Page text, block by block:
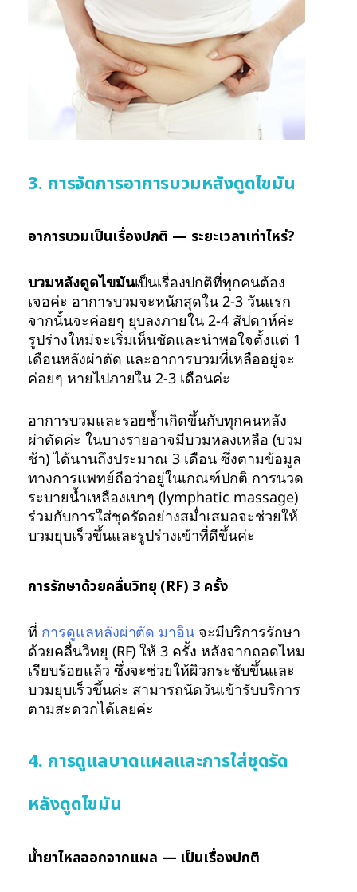
3. การจัดการอาการบวมหลังดูดไขมัน
อาการบวมเป็นเรื่องปกติ — ระยะเวลาเท่าไหร่?
บวมหลังดูดไขมันเป็นเรื่องปกติที่ทุกคนต้อง
เจอค่ะ อาการบวมจะหนักสุดใน 2-3 วันแรก
จากนั้นจะค่อยๆ ยุบลงภายใน 2-4 สัปดาห์ค่ะ
รูปร่างใหม่จะเริ่มเห็นชัดและน่าพอใจตั้งแต่ 1
เดือนหลังผ่าตัด และอาการบวมที่เหลืออยู่จะ
ค่อยๆ หายไปภายใน 2-3 เดือนค่ะ
อาการบวมและรอยช้ำเกิดขึ้นกับทุกคนหลัง
ผ่าตัดค่ะ ในบางรายอาจมีบวมหลงเหลือ (บวม
ช้า) ได้นานถึงประมาณ 3 เดือน ซึ่งตามข้อมูล
ทางการแพทย์ถือว่าอยู่ในเกณฑ์ปกติ การนวด
ระบายน้ำเหลืองเบาๆ (lymphatic massage)
ร่วมกับการใส่ชุดรัดอย่างสม่ำเสมอจะช่วยให้
บวมยุบเร็วขึ้นและรูปร่างเข้าที่ดีขึ้นค่ะ
การรักษาด้วยคลื่นวิทยุ (RF) 3 ครั้ง
ที่ การดูแลหลังผ่าตัด มาอิน จะมีบริการรักษา
ด้วยคลื่นวิทยุ (RF) ให้ 3 ครั้ง หลังจากถอดไหม
เรียบร้อยแล้ว ซึ่งจะช่วยให้ผิวกระชับขึ้นและ
บวมยุบเร็วขึ้นค่ะ สามารถนัดวันเข้ารับบริการ
ตามสะดวกได้เลยค่ะ
4. การดูแลบาดแผลและการใส่ชุดรัด
หลังดูดไขมัน
น้ำยาไหลออกจากแผล — เป็นเรื่องปกติ